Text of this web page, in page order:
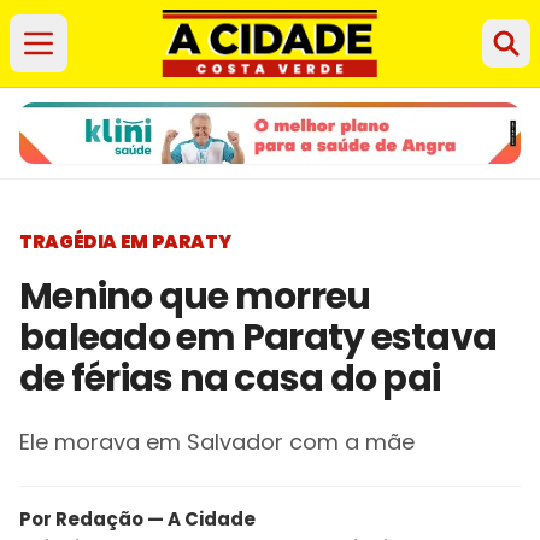
TRAGÉDIA EM PARATY
Menino que morreu
baleado em Paraty estava
de férias na casa do pai
Ele morava em Salvador com a mãe
Por Redação — A Cidade